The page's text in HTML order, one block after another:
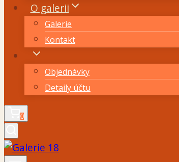
O galerii
Galerie
Kontakt
Objednávky
Detaily účtu
0